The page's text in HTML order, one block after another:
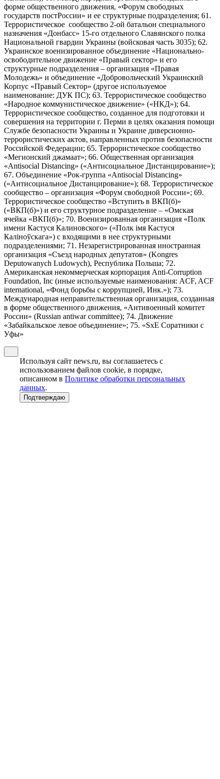
форме общественного движения, «Форум свободных
государств постРоссии» и ее структурные подразделения; 61.
Террористическое сообщество 2-ой батальон специального
назначения «Донбасс» 15-го отдельного Славянского полка
Национальной гвардии Украины (войсковая часть 3035); 62.
Украинское военизированное объединение «Национально-
освободительное движение «Правый сектор» и его
структурные подразделения – организация «Правая
Молодежь» и объединение «Добровольческий Украинский
Корпус «Правый Сектор» (другое используемое
наименование: ДУК ПС); 63. Террористическое сообщество
«Народное коммунистическое движение» («НКД»); 64.
Террористическое сообщество, созданное для подготовки и
совершения на территории г. Перми в целях оказания помощи
Службе безопасности Украины и Украине диверсионно-
террористических актов, направленных против безопасности
Российской Федерации; 65. Террористическое сообщество
«Мегионский джамаат»; 66. Общественная организация
«Antisocial Distancing» («Антисоциальное Дистанцирование»);
67. Объединение «Рок-группа «Antisocial Distancing»
(«Антисоциальное Дистанцирование»); 68. Террористическое
сообщество – организация «Форум свободной России»; 69.
Террористическое сообщество «Вступить в ВКП(б)»
(«ВКП(б)») и его структурное подразделение – «Омская
ячейка «ВКП(б)»; 70. Военизированная организация «Полк
имени Кастуся Калиновского» («Полк iмя Кастуся
Калiноўскага») с входящими в нее структурными
подразделениями; 71. Незарегистрированная иностранная
организация «Съезд народных депутатов» (Kongres
Deputowanych Ludowych), Республика Польша; 72.
Американская некоммерческая корпорация Anti-Corruption
Foundation, Inc (иные используемые наименования: ACF, ACF
international, «Фонд борьбы с коррупцией, Инк.»); 73.
Международная неправительственная организация, созданная
в форме общественного движения, «Антивоенный комитет
России» (Russian antiwar committee); 74. Движение
«Забайкальское левое объединение»; 75. «SxE Соратники с
Уфы»
Используя сайт news.ru, вы соглашаетесь с
использованием файлов cookie, в порядке,
описанном в Политике обработки персональных
данных.
Подтверждаю